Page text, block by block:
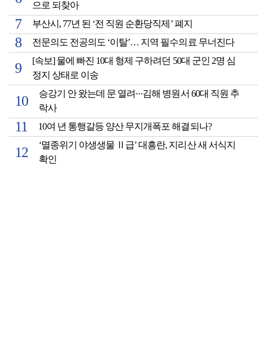
으로 되찾아
부산시, 77년 된 ‘전 직원 순환당직제’ 폐지
전문의도 전공의도 ‘이탈’… 지역 필수의료 무너진다
[속보] 물에 빠진 10대 형제 구하려던 50대 군인 2명 심
정지 상태로 이송
승강기 안 왔는데 문 열려···김해 병원서 60대 직원 추
락사
10여 년 통행갈등 양산 무지개폭포 해결되나?
‘멸종위기 야생생물 Ⅱ급’ 대흥란, 지리산 새 서식지
확인